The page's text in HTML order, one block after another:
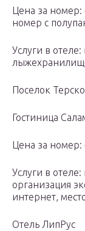
Цена за номер:
номер с
Услуги в
Поселок
Гостиница
Цена за номер:
Услуги в
организация
интернет,
Отель ЛипРус